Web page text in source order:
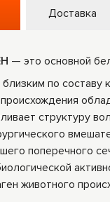
Доставка
— это основной
по составу
структуру
поперечного
животного